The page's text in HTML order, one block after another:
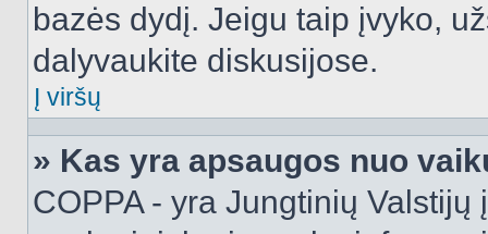
bazės dydį. Jeigu taip įvyko,
dalyvaukite diskusijose.
Į viršų
» Kas yra apsaugos nuo
COPPA - yra Jungtinių